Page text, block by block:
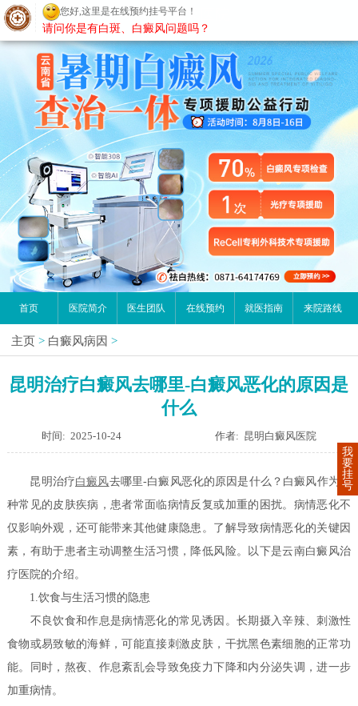
昆明白癜风医院
首页 医院简介 医生团队 在线预约 就医指南 来院路线
主页 > 白癜风病因 >
昆明治疗白癜风去哪里-白癜风恶化的原因是
什么
时间: 2025-10-24 作者: 昆明白癜风医院
昆明治疗白癜风去哪里-白癜风恶化的原因是什么？白癜风作为一
种常见的皮肤疾病，患者常面临病情反复或加重的困扰。病情恶化不
仅影响外观，还可能带来其他健康隐患。了解导致病情恶化的关键因
素，有助于患者主动调整生活习惯，降低风险。以下是云南白癜风治
疗医院的介绍。
1.饮食与生活习惯的隐患
不良饮食和作息是病情恶化的常见诱因。长期摄入辛辣、刺激性
食物或易致敏的海鲜，可能直接刺激皮肤，干扰黑色素细胞的正常功
能。同时，熬夜、作息紊乱会导致免疫力下降和内分泌失调，进一步
加重病情。
我
要
挂
号
您好,这里是在线预约挂号平台！
请问你是有白斑、白癜风问题吗？